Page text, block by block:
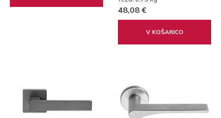
48,08 €
V KOŠARICO